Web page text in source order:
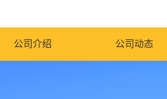
公司介绍 公司动态